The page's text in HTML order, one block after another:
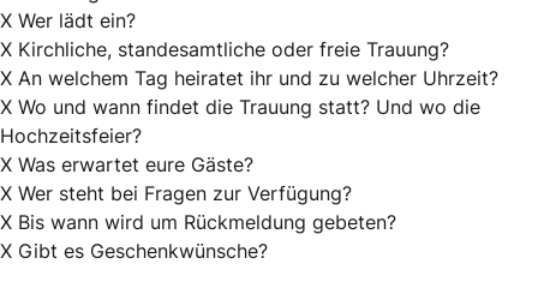
X Wer lädt ein?
X Kirchliche, standesamtliche oder freie Trauung?
X An welchem Tag heiratet ihr und zu welcher Uhrzeit?
X Wo und wann findet die Trauung statt? Und wo die
Hochzeitsfeier?
X Was erwartet eure Gäste?
X Wer steht bei Fragen zur Verfügung?
X Bis wann wird um Rückmeldung gebeten?
X Gibt es Geschenkwünsche?